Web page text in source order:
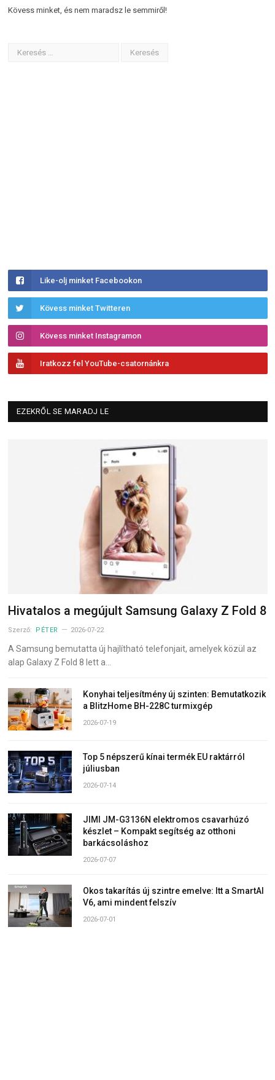
Kövess minket, és nem maradsz le semmiről!
Like-olj minket Facebookon
Kövess minket Twitteren
Kövess minket Instagramon
Iratkozz fel YouTube-csatornánkra
EZEKRŐL SE MARADJ LE
Hivatalos a megújult Samsung Galaxy Z Fold 8
Szerző: PÉTER 2026-07-22
A Samsung bemutatta új hajlítható telefonjait, amelyek közül az
alap Galaxy Z Fold 8 lett a…
Konyhai teljesítmény új szinten: Bemutatkozik
a BlitzHome BH-228C turmixgép
2026-07-19
Top 5 népszerű kínai termék EU raktárról
júliusban
2026-07-14
JIMI JM-G3136N elektromos csavarhúzó
készlet – Kompakt segítség az otthoni
barkácsoláshoz
2026-07-07
Okos takarítás új szintre emelve: Itt a SmartAI
V6, ami mindent felszív
2026-07-01